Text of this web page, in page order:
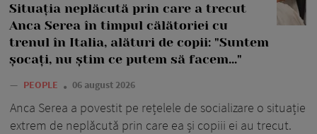
Situația neplăcută prin care a trecut
Anca Serea în timpul călătoriei cu
trenul în Italia, alături de copii: "Suntem
șocați, nu știm ce putem să facem..."
— PEOPLE 06 august 2026
Anca Serea a povestit pe rețelele de socializare o situație
extrem de neplăcută prin care ea și copiii ei au trecut.